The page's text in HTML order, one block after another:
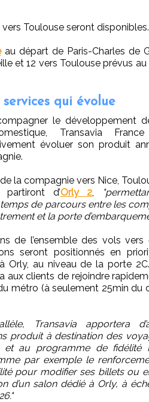
Toulouse seront disponibles.
au départ de Paris-Charles de
et 12 vers Toulouse prévus
qui évolue
le développement
Transavia
évoluer son produit
la compagnie vers Nice,
partiront d’Orly 2
de parcours entre les
et la porte
de l’ensemble des vols vers
seront positionnés en
Orly, au niveau de la porte
aux clients de rejoindre
métro (à seulement 25min du
Transavia apportera
produit à destination des
et au programme de fidélité
par exemple le
pour modifier ses billets ou
d’un salon dédié à Orly, à